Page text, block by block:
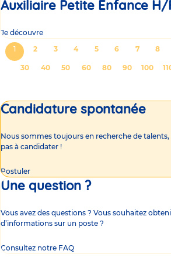
Auxiliaire Petite Enfance H/
Je découvre
Pagination
Page
courante
1 Page
2 Page
3 Page
4 Page
5 Page
6 Page
7 Page
8
Page
30 Page
40 Page
50 Page
60 Page
80 Page
90 Page
100
Candidature spontanée
Nous sommes toujours en recherche de talents,
pas à candidater !
Postuler
Une question ?
Vous avez des questions ? Vous souhaitez
d’informations sur un poste ?
Consultez notre FAQ